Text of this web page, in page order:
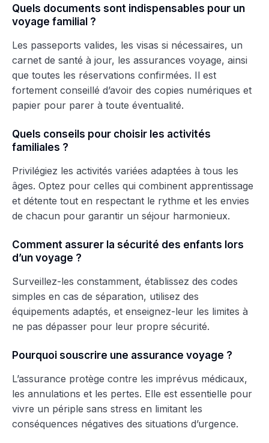
Quels documents sont indispensables pour un
voyage familial ?
Les passeports valides, les visas si nécessaires, un
carnet de santé à jour, les assurances voyage, ainsi
que toutes les réservations confirmées. Il est
fortement conseillé d’avoir des copies numériques et
papier pour parer à toute éventualité.
Quels conseils pour choisir les activités
familiales ?
Privilégiez les activités variées adaptées à tous les
âges. Optez pour celles qui combinent apprentissage
et détente tout en respectant le rythme et les envies
de chacun pour garantir un séjour harmonieux.
Comment assurer la sécurité des enfants lors
d’un voyage ?
Surveillez-les constamment, établissez des codes
simples en cas de séparation, utilisez des
équipements adaptés, et enseignez-leur les limites à
ne pas dépasser pour leur propre sécurité.
Pourquoi souscrire une assurance voyage ?
L’assurance protège contre les imprévus médicaux,
les annulations et les pertes. Elle est essentielle pour
vivre un périple sans stress en limitant les
conséquences négatives des situations d’urgence.